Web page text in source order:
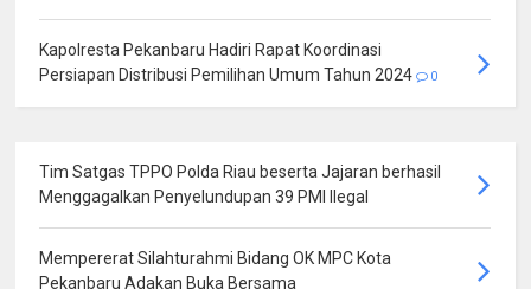
Kapolresta Pekanbaru Hadiri Rapat Koordinasi
Persiapan Distribusi Pemilihan Umum Tahun 2024
0
Tim Satgas TPPO Polda Riau beserta Jajaran berhasil
Menggagalkan Penyelundupan 39 PMI Ilegal
Mempererat Silahturahmi Bidang OK MPC Kota
Pekanbaru Adakan Buka Bersama